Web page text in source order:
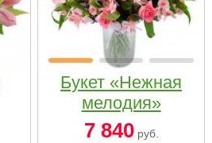
Букет «Нежная
мелодия»
7 840руб.